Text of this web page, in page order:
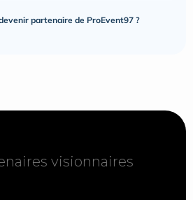
partenaire de ProEvent97 ?
visionnaires
visionnaires